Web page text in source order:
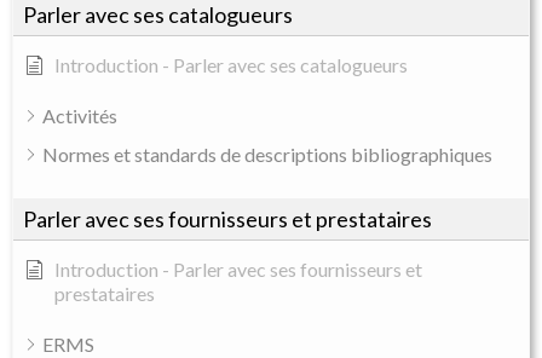
Parler avec ses catalogueurs
Introduction - Parler avec ses catalogueurs
Activités
Normes et standards de descriptions bibliographiques
Parler avec ses fournisseurs et prestataires
Introduction - Parler avec ses fournisseurs et
prestataires
ERMS